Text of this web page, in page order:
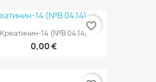
Креатинин-14 (№В 04.14)
0,00 €
favorite_border